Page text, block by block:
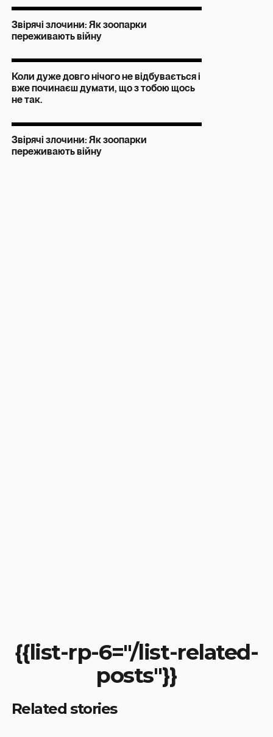
Звірячі злочини: Як зоопарки
переживають війну
Коли дуже довго нічого не відбувається і
вже починаєш думати, що з тобою щось
не так.
Звірячі злочини: Як зоопарки
переживають війну
{{list-rp-6="/list-related-
posts"}}
Related stories